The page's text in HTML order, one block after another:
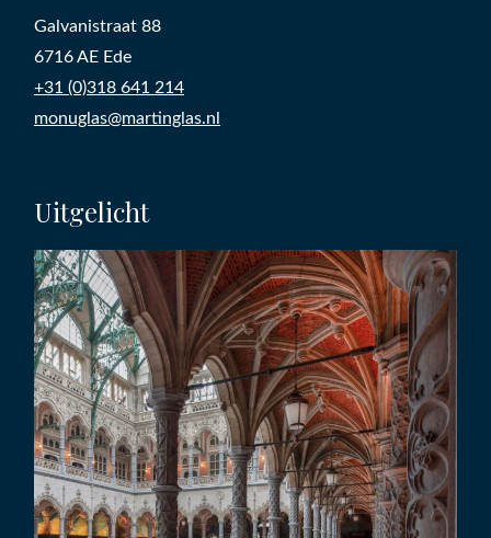
Galvanistraat 88
6716 AE Ede
+31 (0)318 641 214
monuglas@martinglas.nl
Uitgelicht